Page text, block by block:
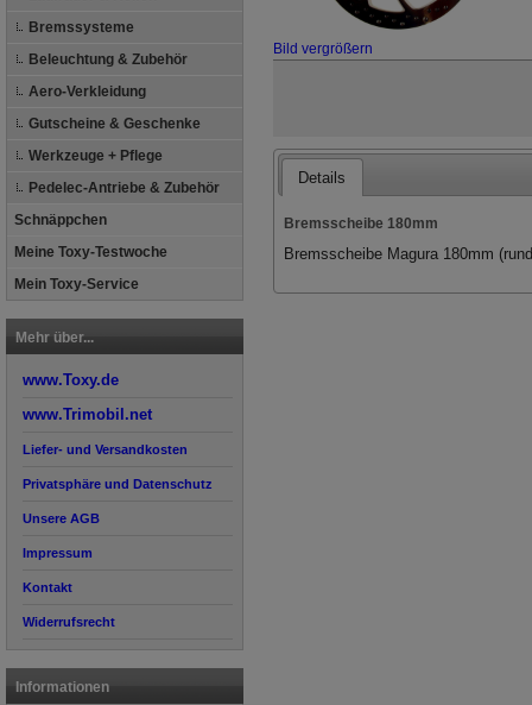
Bremssysteme
Beleuchtung & Zubehör
Aero-Verkleidung
Gutscheine & Geschenke
Werkzeuge + Pflege
Pedelec-Antriebe & Zubehör
Schnäppchen
Meine Toxy-Testwoche
Mein Toxy-Service
Mehr über...
www.Toxy.de
www.Trimobil.net
Liefer- und Versandkosten
Privatsphäre und Datenschutz
Unsere AGB
Impressum
Kontakt
Widerrufsrecht
Informationen
Bild vergrößern
Details
Bremsscheibe 180mm
Bremsscheibe Magura 180mm